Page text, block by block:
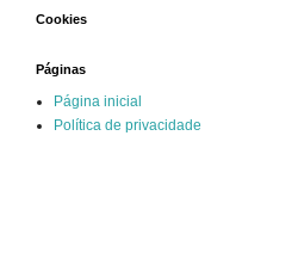
Cookies
Páginas
Página inicial
Política de privacidade